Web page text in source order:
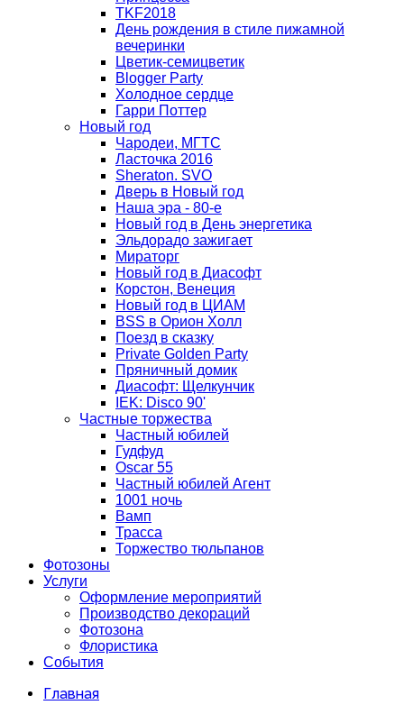
TKF2018
День рождения в стиле пижамной
вечеринки
Цветик-семицветик
Blogger Party
Холодное сердце
Гарри Поттер
Новый год
Чародеи, МГТС
Ласточка 2016
Sheraton. SVO
Дверь в Новый год
Наша эра - 80-е
Новый год в День энергетика
Эльдорадо зажигает
Мираторг
Новый год в Диасофт
Корстон, Венеция
Новый год в ЦИАМ
BSS в Орион Холл
Поезд в сказку
Private Golden Party
Пряничный домик
Диасофт: Щелкунчик
IEK: Disco 90'
Частные торжества
Частный юбилей
Гудфуд
Oscar 55
Частный юбилей Агент
1001 ночь
Вамп
Трасса
Торжество тюльпанов
Фотозоны
Услуги
Оформление мероприятий
Производство декораций
Фотозона
Флористика
События
Главная